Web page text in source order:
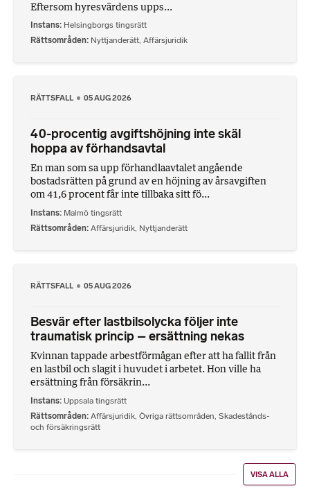
Eftersom hyresvärdens upps...
Instans Helsingborgs tingsrätt
Rättsområden Nyttjanderätt, Affärsjuridik
RÄTTSFALL 05 AUG 2026
40-procentig avgiftshöjning inte skäl
hoppa av förhandsavtal
En man som sa upp förhandlaavtalet angående
bostadsrätten på grund av en höjning av årsavgiften
om 41,6 procent får inte tillbaka sitt fö...
Instans Malmö tingsrätt
Rättsområden Affärsjuridik, Nyttjanderätt
RÄTTSFALL 05 AUG 2026
Besvär efter lastbilsolycka följer inte
traumatisk princip – ersättning nekas
Kvinnan tappade arbestförmågan efter att ha fallit från
en lastbil och slagit i huvudet i arbetet. Hon ville ha
ersättning från försäkrin...
Instans Uppsala tingsrätt
Rättsområden Affärsjuridik Övriga rättsområden Skadestånds-
och försäkringsrätt
VISA ALLA